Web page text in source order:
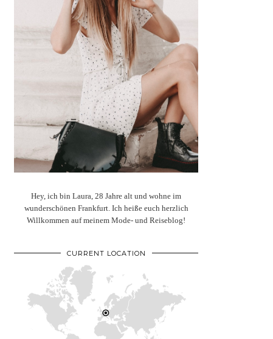
Hey, ich bin Laura, 28 Jahre alt und wohne im
wunderschönen Frankfurt. Ich heiße euch herzlich
Willkommen auf meinem Mode- und Reiseblog!
CURRENT LOCATION